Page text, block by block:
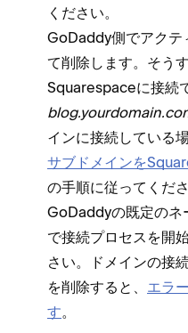
ください⁠。
GoDaddy側でアクテ⁠
て削除します⁠。そう
Squarespaceに接続
インに接続している
サブドメインを
の手順に従⁠ってくださ
GoDaddyの既定のネ⁠
で接続プロセスを開
さい⁠。ドメインの接
を削除すると⁠、 エラ⁠
す⁠。